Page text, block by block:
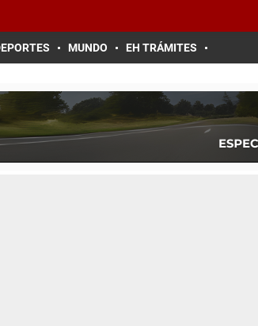
MUNDO EH TRÁMITES